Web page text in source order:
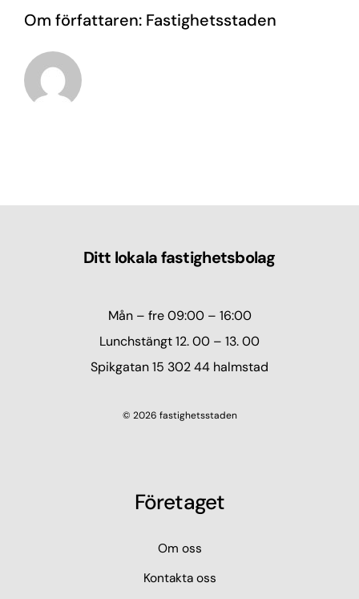
Om författaren: Fastighetsstaden
Ditt lokala fastighetsbolag
Mån – fre 09:00 – 16:00
Lunchstängt 12. 00 – 13. 00
Spikgatan 15 302 44 halmstad
© 2026 fastighetsstaden
Företaget
Om oss
Kontakta oss